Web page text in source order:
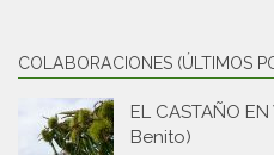
COLABORACIONES (ÚLTIMOS
EL CASTAÑO
Benito)